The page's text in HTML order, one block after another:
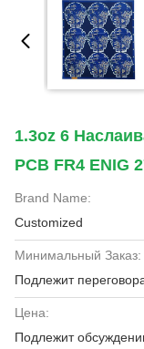
1.3oz 6
PCB FR4 ENIG
Brand Name:
Customized
Минимальный Заказ:
Подлежит
Цена:
Подлежит